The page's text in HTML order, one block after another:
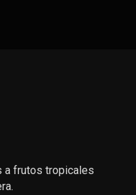
a frutos tropicales